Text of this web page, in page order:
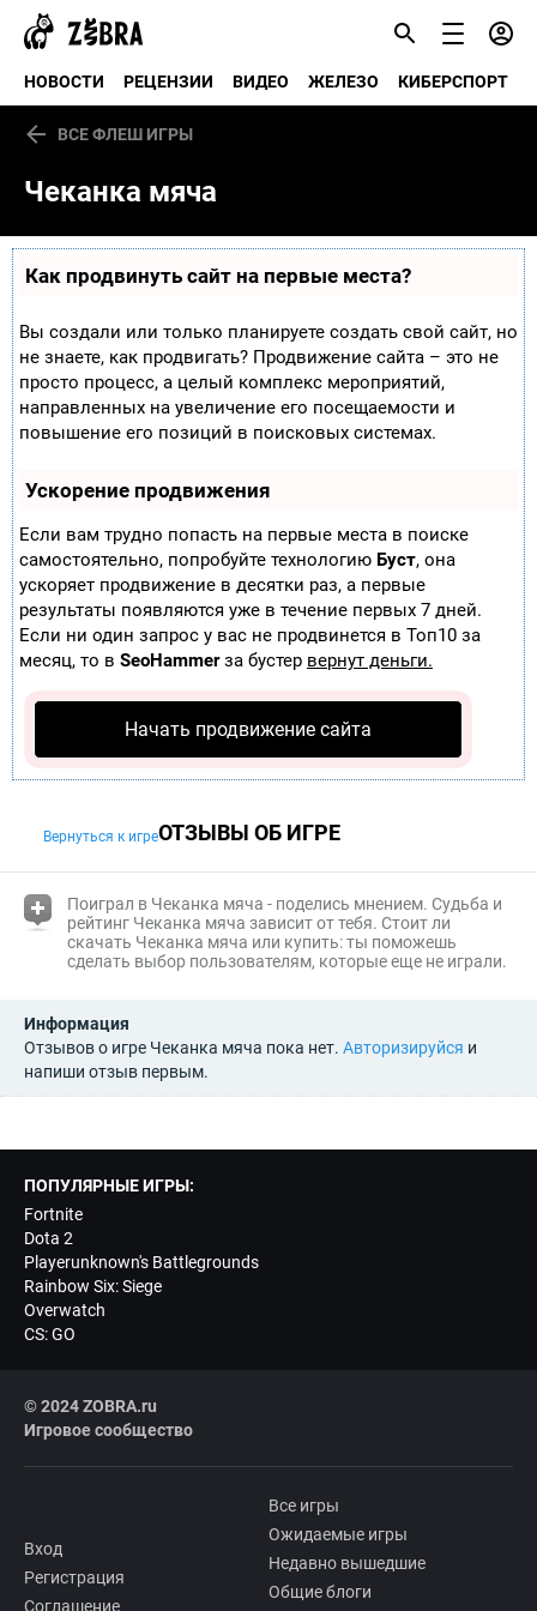
НОВОСТИ РЕЦЕНЗИИ ВИДЕО ЖЕЛЕЗО КИБЕРСПОРТ
ВСЕ ФЛЕШ ИГРЫ
Чеканка мяча
Как продвинуть сайт на первые места?
Вы создали или только планируете создать свой сайт, но
не знаете, как продвигать? Продвижение сайта – это не
просто процесс, а целый комплекс мероприятий,
направленных на увеличение его посещаемости и
повышение его позиций в поисковых системах.
Ускорение продвижения
Если вам трудно попасть на первые места в поиске
самостоятельно, попробуйте технологию Буст, она
ускоряет продвижение в десятки раз, а первые
результаты появляются уже в течение первых 7 дней.
Если ни один запрос у вас не продвинется в Топ10 за
месяц, то в SeoHammerза бустер вернут деньги.
Начать продвижение сайта
Вернуться к игреОТЗЫВЫ ОБ ИГРЕ
Поиграл в Чеканка мяча - поделись мнением. Судьба и
рейтинг Чеканка мяча зависит от тебя. Стоит ли
скачать Чеканка мяча или купить: ты поможешь
сделать выбор пользователям, которые еще не играли.
Информация
Отзывов о игре Чеканка мяча пока нет. Авторизируйся и
напиши отзыв первым.
ПОПУЛЯРНЫЕ ИГРЫ:
Fortnite
Dota 2
Playerunknown's Battlegrounds
Rainbow Six: Siege
Overwatch
CS: GO
© 2024 ZOBRA.ru
Игровое сообщество
Вход
Регистрация
Соглашение
Все игры
Ожидаемые игры
Недавно вышедшие
Общие блоги